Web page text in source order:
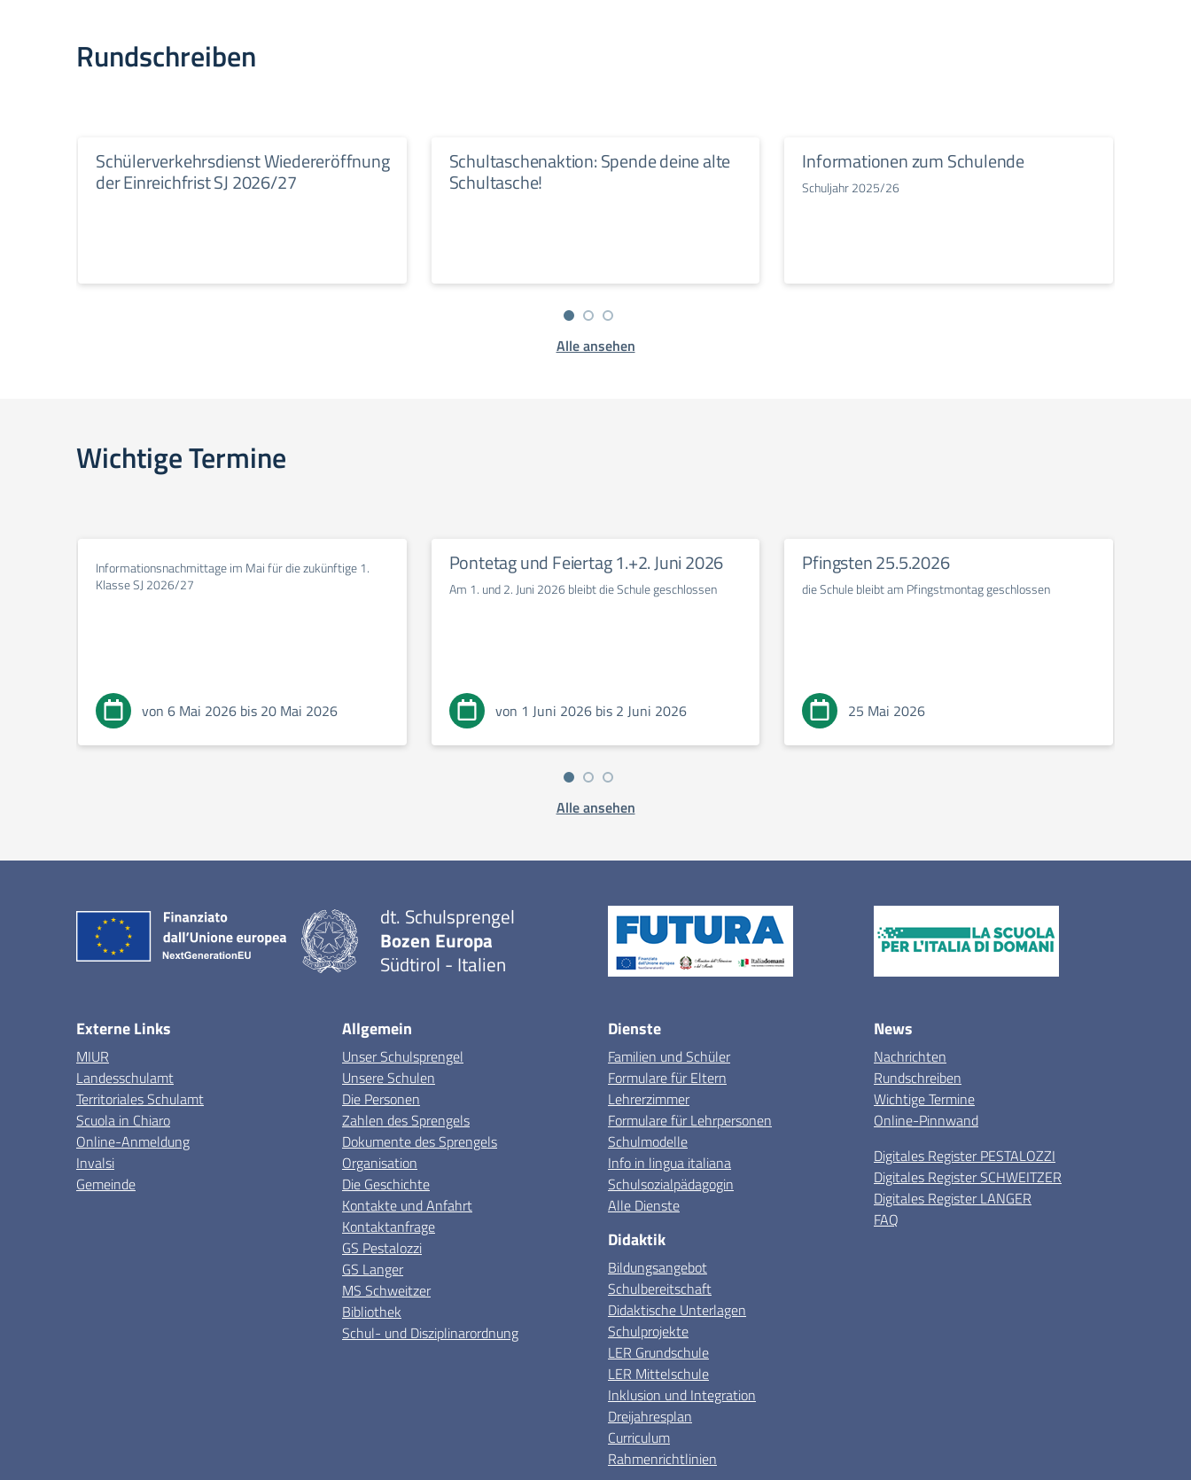
Rundschreiben
Schülerverkehrsdienst Wiedereröffnung
der Einreichfrist SJ 2026/27
Schultaschenaktion: Spende deine alte
Schultasche!
Informationen zum Schulende
Schuljahr 2025/26
Alle ansehen
Wichtige Termine
Informationsnachmittage im Mai für die zukünftige 1.
Klasse SJ 2026/27
von 6 Mai 2026 bis 20 Mai 2026
Pontetag und Feiertag 1.+2. Juni 2026
Am 1. und 2. Juni 2026 bleibt die Schule geschlossen
von 1 Juni 2026 bis 2 Juni 2026
Pfingsten 25.5.2026
die Schule bleibt am Pfingstmontag geschlossen
25 Mai 2026
Alle ansehen
dt. Schulsprengel
Bozen Europa
Südtirol - Italien
Externe Links
MIUR
Landesschulamt
Territoriales Schulamt
Scuola in Chiaro
Online-Anmeldung
Invalsi
Gemeinde
Allgemein
Unser Schulsprengel
Unsere Schulen
Die Personen
Zahlen des Sprengels
Dokumente des Sprengels
Organisation
Die Geschichte
Kontakte und Anfahrt
Kontaktanfrage
GS Pestalozzi
GS Langer
MS Schweitzer
Bibliothek
Schul- und Disziplinarordnung
Dienste
Familien und Schüler
Formulare für Eltern
Lehrerzimmer
Formulare für Lehrpersonen
Schulmodelle
Info in lingua italiana
Schulsozialpädagogin
Alle Dienste
Didaktik
Bildungsangebot
Schulbereitschaft
Didaktische Unterlagen
Schulprojekte
LER Grundschule
LER Mittelschule
Inklusion und Integration
Dreijahresplan
Curriculum
Rahmenrichtlinien
News
Nachrichten
Rundschreiben
Wichtige Termine
Online-Pinnwand
Digitales Register PESTALOZZI
Digitales Register SCHWEITZER
Digitales Register LANGER
FAQ